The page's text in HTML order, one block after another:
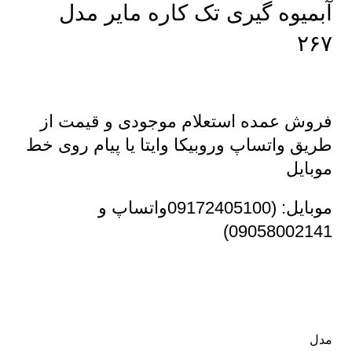
آبمیوه گیری تک کاره مایر مدل
۲۶۷
فروش عمده استعلام موجودی و قیمت از
طریق واتساپ وروبیکا وایتا یا پیام روی خط
موبایل
موبایل: (09172405100واتساپ و
09058002141)
مدل